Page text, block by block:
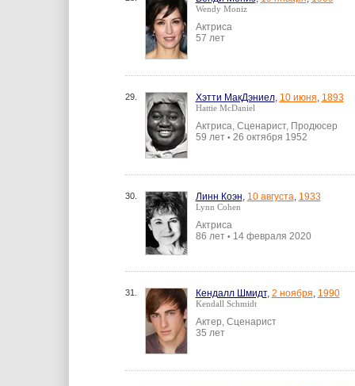
Wendy Moniz
Актриса
57 лет
29. Хэтти МакДэниел, 10 июня, 1893
Hattie McDaniel
Актриса, Сценарист, Продюсер
59 лет • 26 октября 1952
30. Линн Коэн, 10 августа, 1933
Lynn Cohen
Актриса
86 лет • 14 февраля 2020
31. Кендалл Шмидт, 2 ноября, 1990
Kendall Schmidt
Актер, Сценарист
35 лет